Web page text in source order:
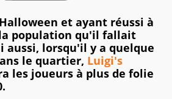
et ayant réussi à
population qu'il fallait
aussi, lorsqu'il y a quelque
le quartier, Luigi's
les joueurs à plus de folie